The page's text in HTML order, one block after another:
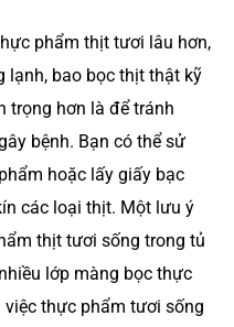
phẩm thịt tươi lâu hơn,
lạnh, bao bọc thịt thật kỹ
trọng hơn là để tránh
bệnh. Bạn có thể sử
hoặc lấy giấy bạc
các loại thịt. Một lưu ý
thịt tươi sống trong tủ
lớp màng bọc thực
việc thực phẩm tươi sống